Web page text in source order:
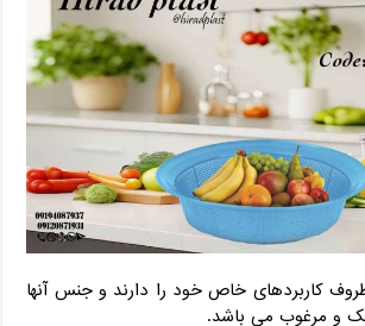
کاربردهای خاص خود را دارند و جنس آنها
یک و مرغوب می باشد.